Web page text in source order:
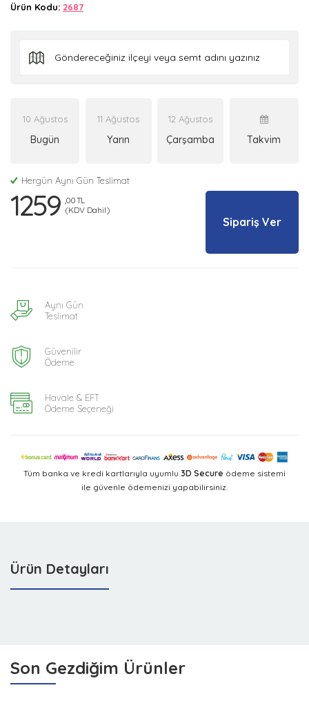
Ürün Kodu: 2687
10 Ağustos
Bugün
11 Ağustos
Yarın
12 Ağustos
Çarşamba Takvim
Hergün Aynı Gün Teslimat
1259 ,00 TL
(KDV Dahil)
Sipariş Ver
Aynı Gün
Teslimat
Güvenilir
Ödeme
Havale & EFT
Ödeme Seçeneği
Tüm banka ve kredi kartlarıyla uyumlu 3D Secure ödeme sistemi
ile güvenle ödemenizi yapabilirsiniz.
Ürün Detayları
Son Gezdiğim Ürünler